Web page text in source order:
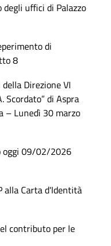
uffici di Palazzo
di
8
Direzione VI
Scordato” di Aspra
– Lunedì 30 marzo
oggi 09/02/2026
alla Carta d'Identità
contributo per le